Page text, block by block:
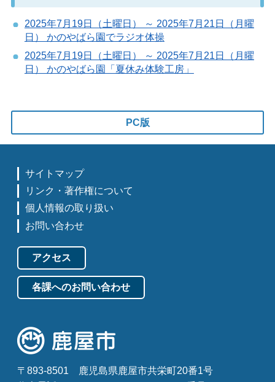
2025年7月19日（土曜日） ～ 2025年7月21日（月曜
日） かのやばら園でラジオ体操
2025年7月19日（土曜日） ～ 2025年7月21日（月曜
日） かのやばら園「夏休み体験工房」
PC版
サイトマップ
リンク・著作権について
個人情報の取り扱い
お問い合わせ
アクセス
各課へのお問い合わせ
〒893-8501
鹿児島県鹿屋市共栄町20番1号